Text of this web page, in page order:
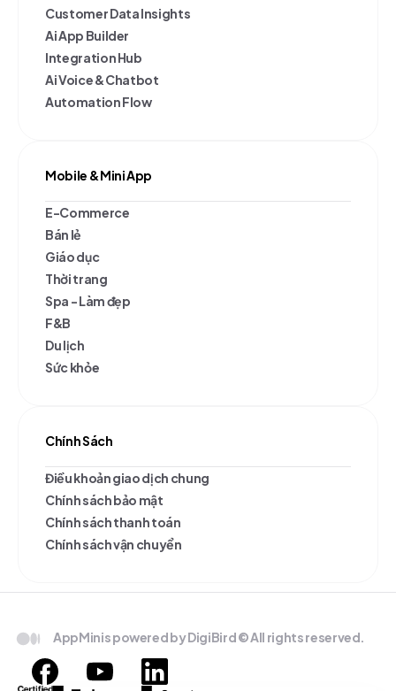
Customer Data Insights
Ai App Builder
Integration Hub
Ai Voice & Chatbot
Automation Flow
Mobile & Mini App
E-Commerce
Bán lẻ
Giáo dục
Thời trang
Spa - Làm đẹp
F&B
Du lịch
Sức khỏe
Chính Sách
Điều khoản giao dịch chung
Chính sách bảo mật
Chính sách thanh toán
Chính sách vận chuyển
AppMinis powered by DigiBird © All rights reserved.